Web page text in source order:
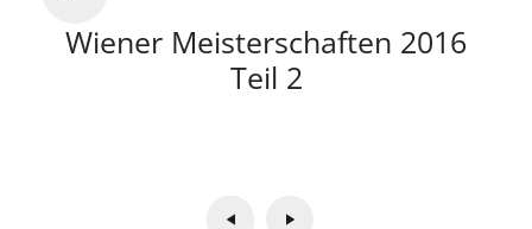
Wiener Meisterschaften 2016
Teil 2